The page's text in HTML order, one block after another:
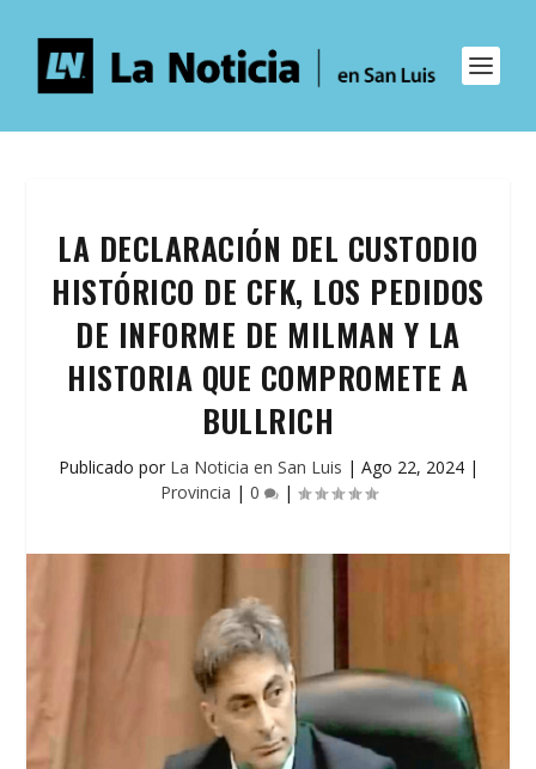
LA DECLARACIÓN DEL CUSTODIO
HISTÓRICO DE CFK, LOS PEDIDOS
DE INFORME DE MILMAN Y LA
HISTORIA QUE COMPROMETE A
BULLRICH
Publicado por La Noticia en San Luis | Ago 22, 2024|
Provincia | 0 |